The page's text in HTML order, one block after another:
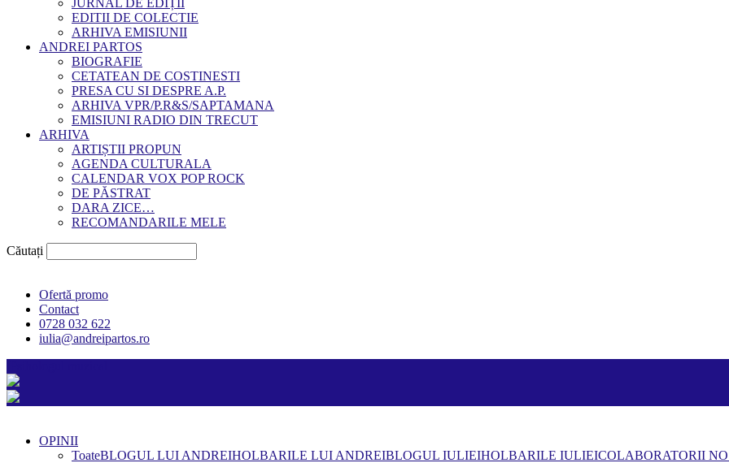
JURNAL DE EDIȚII
EDITII DE COLECTIE
ARHIVA EMISIUNII
ANDREI PARTOS
BIOGRAFIE
CETATEAN DE COSTINESTI
PRESA CU SI DESPRE A.P.
ARHIVA VPR/P.R&S/SAPTAMANA
EMISIUNI RADIO DIN TRECUT
ARHIVA
ARTIȘTII PROPUN
AGENDA CULTURALA
CALENDAR VOX POP ROCK
DE PĂSTRAT
DARA ZICE…
RECOMANDARILE MELE
Căutați
Ofertă promo
Contact
0728 032 622
iulia@andreipartos.ro
OPINII
ToateBLOGUL LUI ANDREIHOLBARILE LUI ANDREIBLOGUL IULIEIHOLBARILE IULIEICOLABORATORII